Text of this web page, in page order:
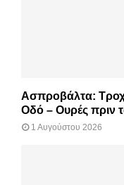
Ασπροβάλτα:
Οδό – Ουρές πριν
1 Αυγούστου 2026